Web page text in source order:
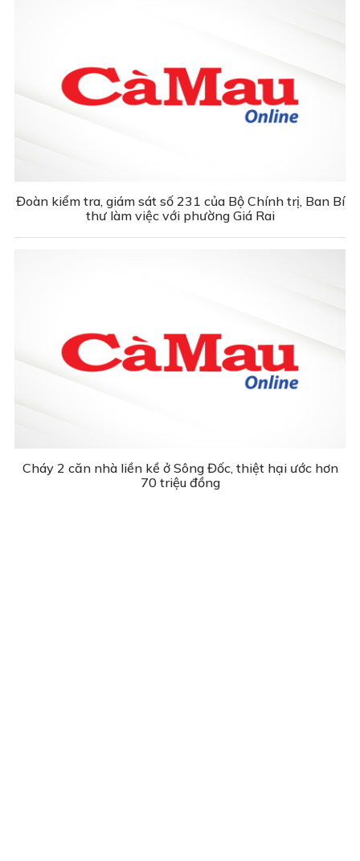
Đoàn kiểm tra, giám sát số 231 của Bộ Chính trị, Ban Bí
thư làm việc với phường Giá Rai
Cháy 2 căn nhà liền kề ở Sông Đốc, thiệt hại ước hơn
70 triệu đồng